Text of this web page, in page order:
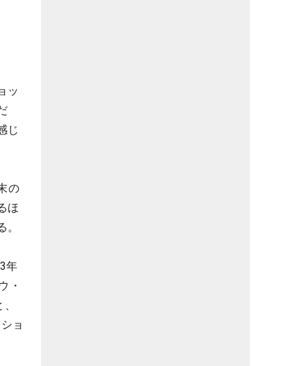
ッ
じ
の
ほ
年
・
ョ